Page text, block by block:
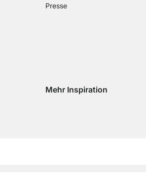
Presse
Mehr Inspiration